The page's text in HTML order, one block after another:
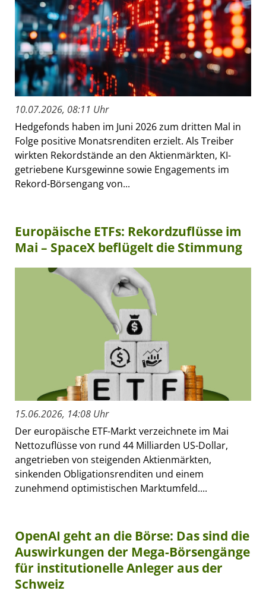
10.07.2026, 08:11 Uhr
Hedgefonds haben im Juni 2026 zum dritten Mal in
Folge positive Monatsrenditen erzielt. Als Treiber
wirkten Rekordstände an den Aktienmärkten, KI-
getriebene Kursgewinne sowie Engagements im
Rekord-Börsengang von...
Europäische ETFs: Rekordzuflüsse im
Mai – SpaceX beflügelt die Stimmung
15.06.2026, 14:08 Uhr
Der europäische ETF-Markt verzeichnete im Mai
Nettozuflüsse von rund 44 Milliarden US-Dollar,
angetrieben von steigenden Aktienmärkten,
sinkenden Obligationsrenditen und einem
zunehmend optimistischen Marktumfeld....
OpenAI geht an die Börse: Das sind die
Auswirkungen der Mega-Börsengänge
für institutionelle Anleger aus der
Schweiz